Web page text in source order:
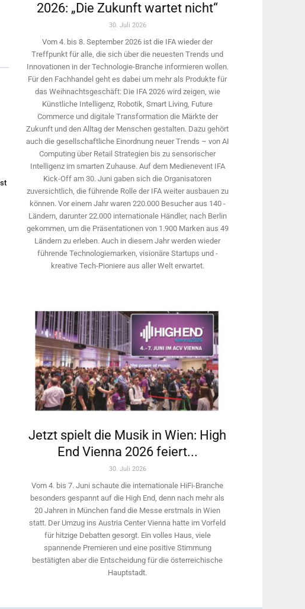
2026: „Die Zukunft wartet nicht“
30. Juli 2026
Vom 4. bis 8. September 2026 ist die IFA wieder der
Treffpunkt für alle, die sich über die neuesten Trends und
Innovationen in der Technologie-­Branche informieren wollen.
Für den Fachhandel geht es dabei um mehr als Produkte für
das Weihnachtsgeschäft: Die IFA 2026 wird ­zeigen, wie
Künstliche Intelligenz, Robotik, Smart Living, Future
Commerce und digitale Trans­formation die Märkte der
Zukunft und den Alltag der Menschen gestalten. Dazu gehört
auch die gesellschaftliche Einordnung neuer Trends – von AI
Computing über Retail Strategien bis zu sensorischer
Intelligenz im smarten Zuhause. Auf dem Medien­event IFA
Kick-Off am 30. Juni gaben sich die Organisatoren
zuversichtlich, die führende Rolle der IFA weiter ausbauen zu
können. Vor einem Jahr ­waren 220.000 Besucher aus 140 ­
Ländern, ­darunter 22.000 internationale Händler, nach Berlin
gekommen, um die Präsen­tationen von 1.900 Marken aus 49
Ländern zu erleben. Auch in diesem Jahr werden wieder
führende Technologiemarken, visionäre Startups und ­
kreative Tech-Pioniere aus aller Welt erwartet.
Jetzt spielt die Musik in Wien: High
End Vienna 2026 feiert...
30. Juli 2026
Vom 4. bis 7. Juni schaute die internationale HiFi-Branche
besonders gespannt auf die High End, denn nach mehr als
20 Jahren in München fand die Messe erstmals in Wien
statt. Der Umzug ins Austria Center Vienna hatte im Vorfeld
für hitzige Debatten gesorgt. Ein volles Haus, viele
spannende Premieren und eine positive Stimmung
bestätigten aber die Entscheidung für die österreichische
Hauptstadt.